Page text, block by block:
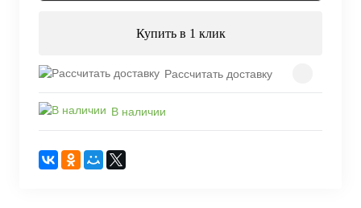
Купить в 1 клик
Рассчитать доставку
В наличии